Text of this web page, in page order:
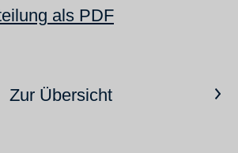
als PDF
Zur ÜbersichtNächster Artikel